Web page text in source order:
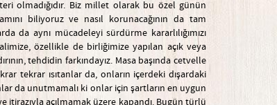
olmadığıdır. Biz millet olarak bu özel günün
biliyoruz ve nasıl korunacağının da tam
da aynı mücadeleyi sürdürme kararlılığımızı
özellikle de birliğimize yapılan açık veya
tehdidin farkındayız. Masa başında cetvelle
tekrar ısıtanlar da, onların içerdeki dışardaki
da unutmamalı ki onlar için şartların en uygun